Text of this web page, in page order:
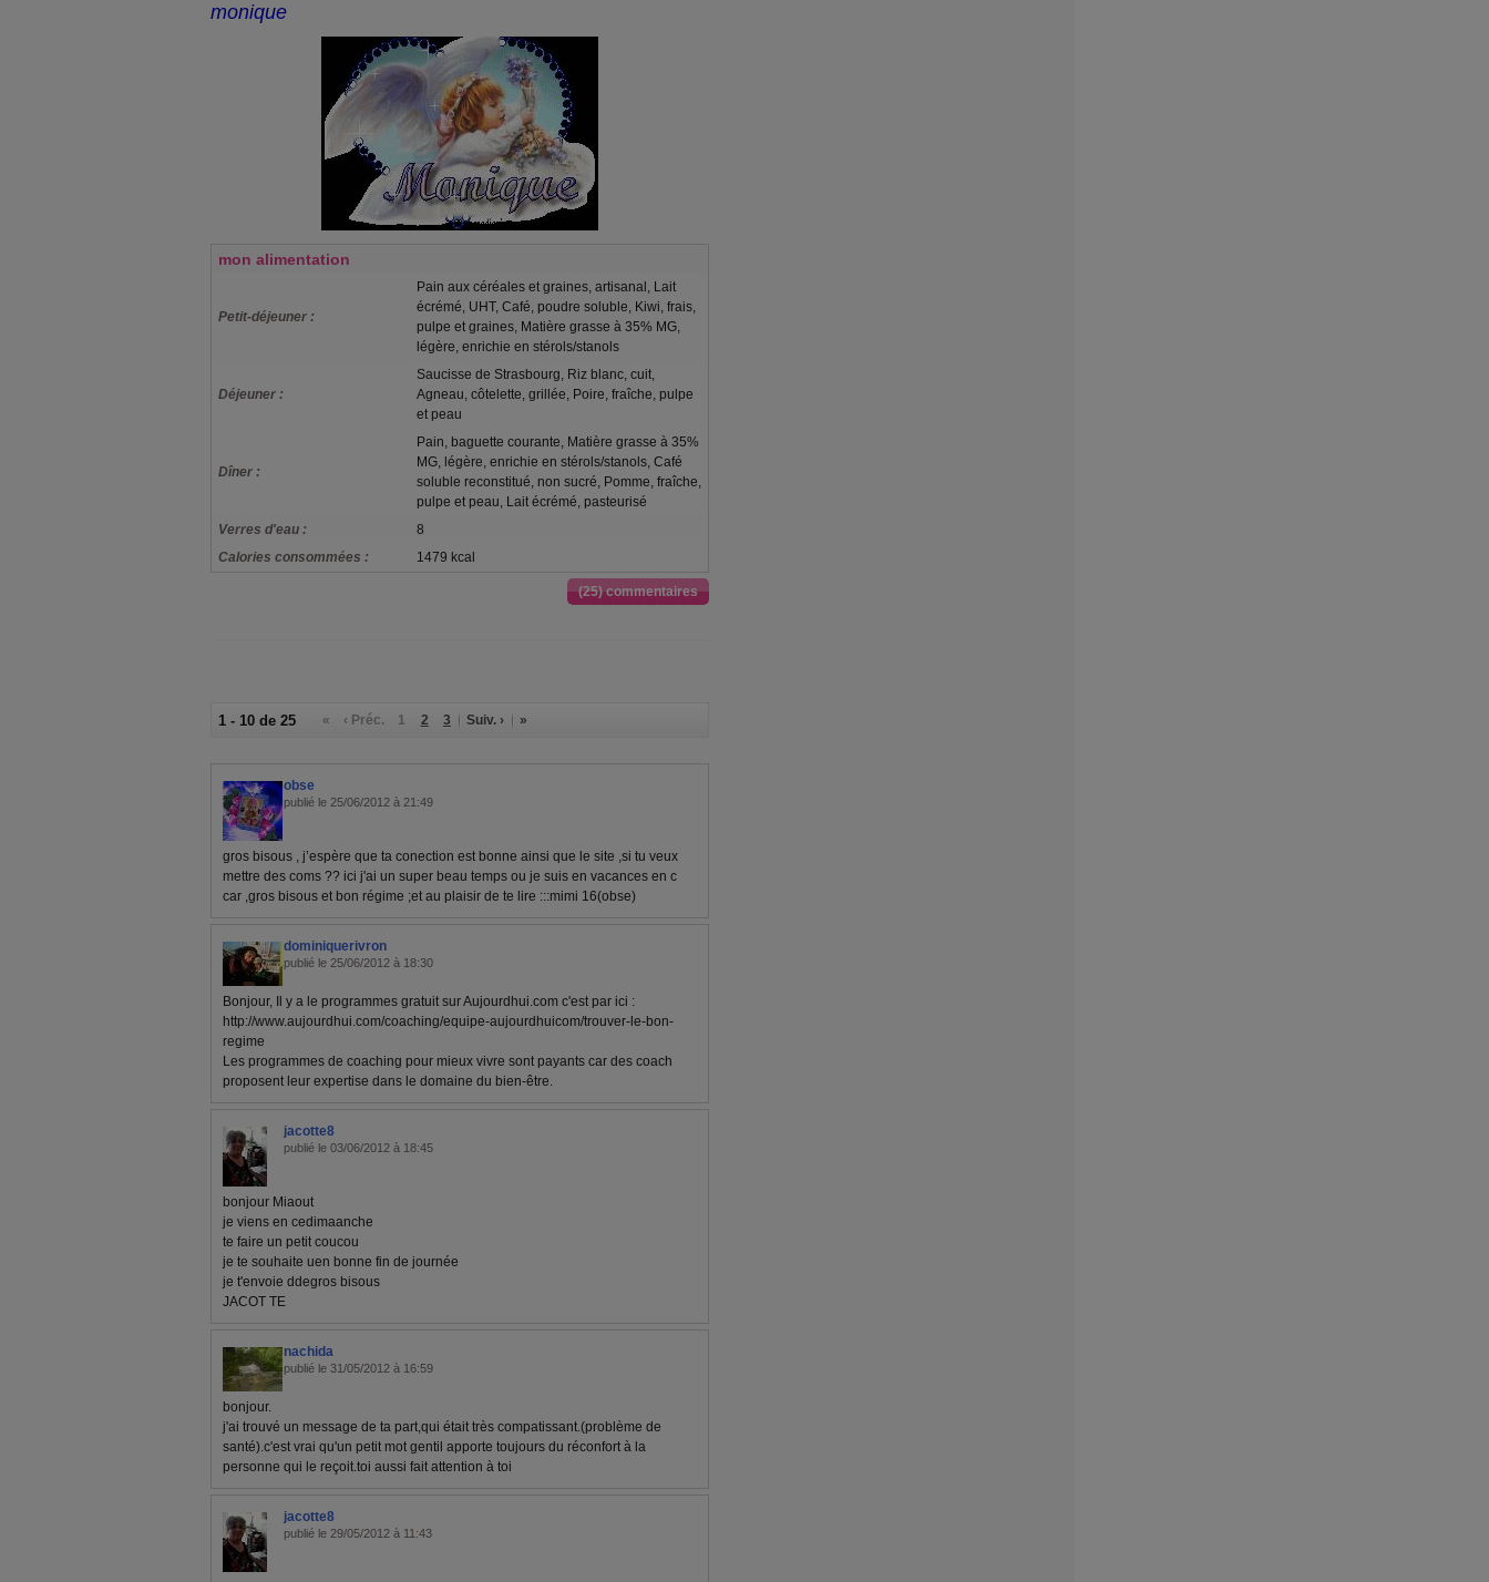
monique
mon alimentation
Petit-déjeuner :
Pain aux céréales et graines, artisanal, Lait
écrémé, UHT, Café, poudre soluble, Kiwi, frais,
pulpe et graines, Matière grasse à 35% MG,
légère, enrichie en stérols/stanols
Déjeuner :
Saucisse de Strasbourg, Riz blanc, cuit,
Agneau, côtelette, grillée, Poire, fraîche, pulpe
et peau
Dîner :
Pain, baguette courante, Matière grasse à 35%
MG, légère, enrichie en stérols/stanols, Café
soluble reconstitué, non sucré, Pomme, fraîche,
pulpe et peau, Lait écrémé, pasteurisé
Verres d'eau :
8
Calories consommées :
1479 kcal
(25) commentaires
1 - 10 de 25 « ‹ Préc. 1 2 3 Suiv. › »
obse
publié le 25/06/2012 à 21:49
gros bisous , j’espère que ta conection est bonne ainsi que le site ,si tu veux
mettre des coms ?? ici j'ai un super beau temps ou je suis en vacances en c
car ,gros bisous et bon régime ;et au plaisir de te lire :::mimi 16(obse)
dominiquerivron
publié le 25/06/2012 à 18:30
Bonjour, Il y a le programmes gratuit sur Aujourdhui.com c'est par ici :
http://www.aujourdhui.com/coaching/equipe-aujourdhuicom/trouver-le-bon-
regime
Les programmes de coaching pour mieux vivre sont payants car des coach
proposent leur expertise dans le domaine du bien-être.
jacotte8
publié le 03/06/2012 à 18:45
bonjour Miaout
je viens en cedimaanche
te faire un petit coucou
je te souhaite uen bonne fin de journée
je t'envoie ddegros bisous
JACOT TE
nachida
publié le 31/05/2012 à 16:59
bonjour.
j'ai trouvé un message de ta part,qui était très compatissant.(problème de
santé).c'est vrai qu'un petit mot gentil apporte toujours du réconfort à la
personne qui le reçoit.toi aussi fait attention à toi
jacotte8
publié le 29/05/2012 à 11:43